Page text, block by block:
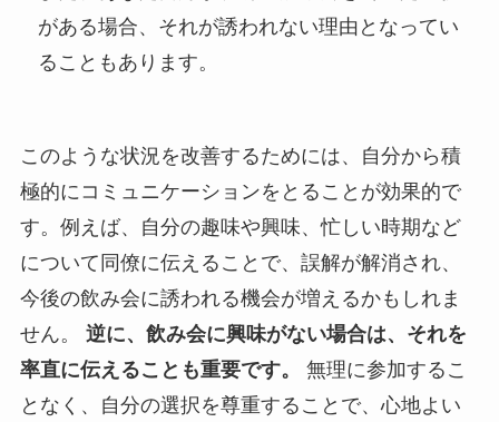
がある場合、それが誘われない理由となってい
ることもあります。
このような状況を改善するためには、自分から積
極的にコミュニケーションをとることが効果的で
す。例えば、自分の趣味や興味、忙しい時期など
について同僚に伝えることで、誤解が解消され、
今後の飲み会に誘われる機会が増えるかもしれま
せん。 逆に、飲み会に興味がない場合は、それを
率直に伝えることも重要です。
無理に参加するこ
となく、自分の選択を尊重することで、心地よい